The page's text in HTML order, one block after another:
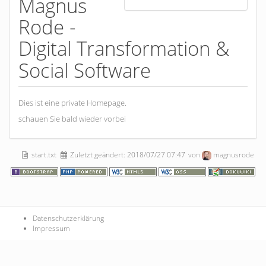
Magnus
Rode -
Digital Transformation &
Social Software
Dies ist eine private Homepage.
schauen Sie bald wieder vorbei
start.txt Zuletzt geändert: 2018/07/27 07:47 von magnusrode
Datenschutzerklärung
Impressum